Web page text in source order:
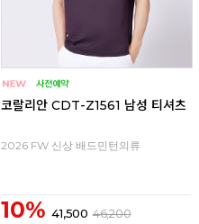
코랄리안 CDT-Z1561 남성 티셔츠
2026 FW 신상 배드민턴의류
10% 41,500 46,200